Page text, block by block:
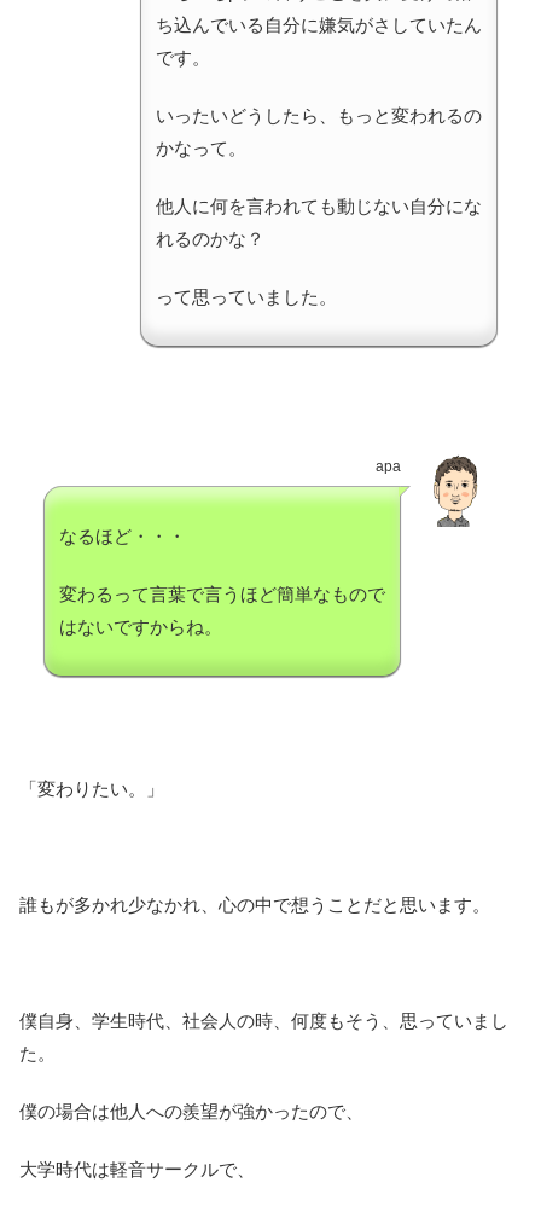
ち込んでいる自分に嫌気がさしていたん
です。
いったいどうしたら、もっと変われるの
かなって。
他人に何を言われても動じない自分にな
れるのかな？
って思っていました。
apa
なるほど・・・
変わるって言葉で言うほど簡単なもので
はないですからね。
「変わりたい。」
誰もが多かれ少なかれ、心の中で想うことだと思います。
僕自身、学生時代、社会人の時、何度もそう、思っていまし
た。
僕の場合は他人への羨望が強かったので、
大学時代は軽音サークルで、